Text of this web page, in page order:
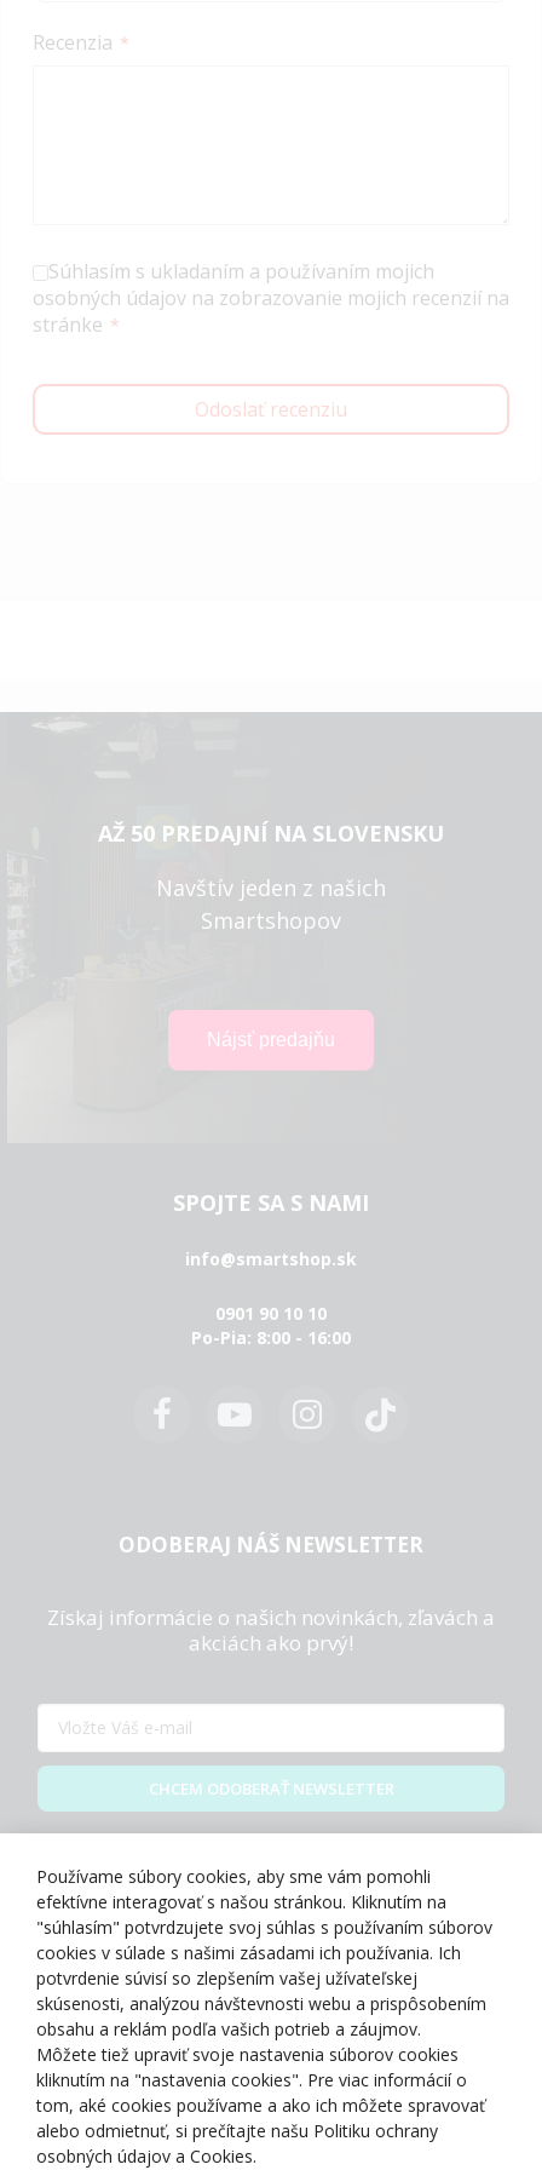
Recenzia
Súhlasím s ukladaním a používaním mojich
osobných údajov na zobrazovanie mojich recenzií na
stránke
Odoslať recenziu
AŽ 50 PREDAJNÍ NA SLOVENSKU
Navštív jeden z našich
Smartshopov
SPOJTE SA S NAMI
info@smartshop.sk
0901 90 10 10
Po-Pia: 8:00 - 16:00
ODOBERAJ NÁŠ NEWSLETTER
Získaj informácie o našich novinkách, zľavách a
akciách ako prvý!
CHCEM ODOBERAŤ NEWSLETTER
O NÁS
NAKUPOVANIE
ZÁKAZNÍCKA ZÓNA
Používame súbory cookies, aby sme vám pomohli
efektívne interagovať s našou stránkou. Kliknutím na
"súhlasím" potvrdzujete svoj súhlas s používaním súborov
cookies v súlade s našimi zásadami ich používania. Ich
potvrdenie súvisí so zlepšením vašej užívateľskej
skúsenosti, analýzou návštevnosti webu a prispôsobením
obsahu a reklám podľa vašich potrieb a záujmov.
Môžete tiež upraviť svoje nastavenia súborov cookies
kliknutím na "nastavenia cookies". Pre viac informácií o
tom, aké cookies používame a ako ich môžete spravovať
alebo odmietnuť, si prečítajte našu Politiku ochrany
osobných údajov a Cookies.